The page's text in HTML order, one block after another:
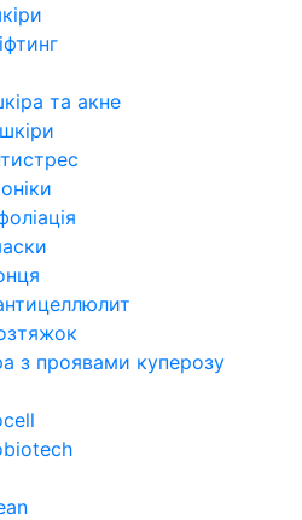
та акне
з проявами куперозу